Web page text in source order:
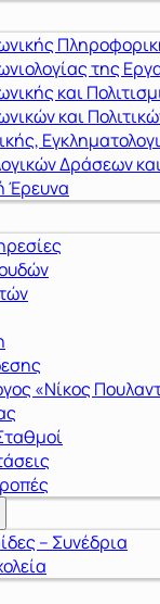
της
και
και
Δράσεων
Έρευνα
«Νίκος
– Συνέδρια